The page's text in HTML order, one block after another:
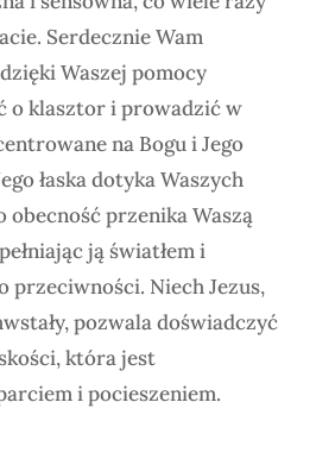
Serdecznie Wam
Waszej pomocy
o klasztor i prowadzić w
na Bogu i Jego
łaska dotyka Waszych
obecność przenika Waszą
ją światłem i
przeciwności. Niech Jezus,
pozwala doświadczyć
która jest
i pocieszeniem.